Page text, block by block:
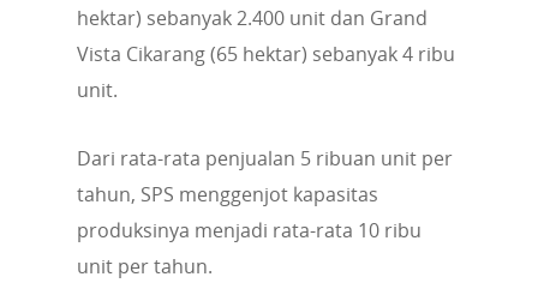
hektar) sebanyak 2.400 unit dan Grand
Vista Cikarang (65 hektar) sebanyak 4 ribu
unit.
Dari rata-rata penjualan 5 ribuan unit per
tahun, SPS menggenjot kapasitas
produksinya menjadi rata-rata 10 ribu
unit per tahun.